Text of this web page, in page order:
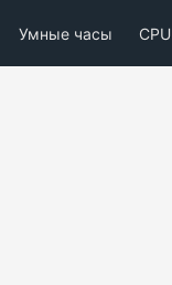
Умные часы CPU